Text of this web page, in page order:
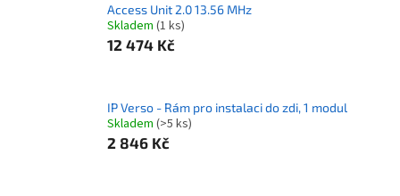
Access Unit 2.0 13.56 MHz
Skladem (1 ks)
12 474 Kč
IP Verso - Rám pro instalaci do zdi, 1 modul
Skladem (>5 ks)
2 846 Kč